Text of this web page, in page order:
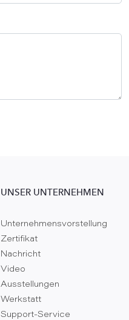
UNSER UNTERNEHMEN
Unternehmensvorstellung
Zertifikat
Nachricht
Video
Ausstellungen
Werkstatt
Support-Service